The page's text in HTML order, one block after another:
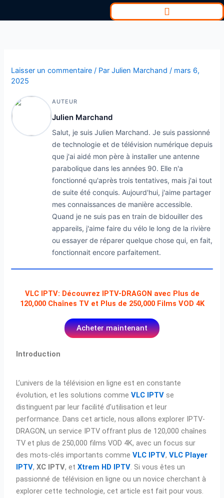
Laisser un commentaire / ParJulien Marchand/ mars 6,
2025
AUTEUR
Julien Marchand
Salut, je suis Julien Marchand. Je suis passionné
de technologie et de télévision numérique depuis
que j'ai aidé mon père à installer une antenne
parabolique dans les années 90. Elle n'a
fonctionné qu'après trois tentatives, mais j'ai tout
de suite été conquis. Aujourd'hui, j'aime partager
mes connaissances de manière accessible.
Quand je ne suis pas en train de bidouiller des
appareils, j'aime faire du vélo le long de la rivière
ou essayer de réparer quelque chose qui, en fait,
fonctionnait encore parfaitement.
VLC IPTV: Découvrez IPTV-DRAGON avec Plus de
120,000 Chaînes TV et Plus de 250,000 Films VOD 4K
Acheter maintenant
Introduction
L’univers de la télévision en ligne est en constante
évolution, et les solutions commeVLC IPTV se
distinguent par leur facilité d’utilisation et leur
performance. Dans cet article, nous allons explorer IPTV-
DRAGON, un service IPTV offrant plus de 120,000 chaînes
TV et plus de 250,000 films VOD 4K, avec un focus sur
des mots-clés importants commeVLC IPTV,VLC Player
IPTV,XC IPTV, etXtrem HD IPTV. Si vous êtes un
passionné de télévision en ligne ou un novice cherchant à
explorer cette technologie, cet article est fait pour vous.